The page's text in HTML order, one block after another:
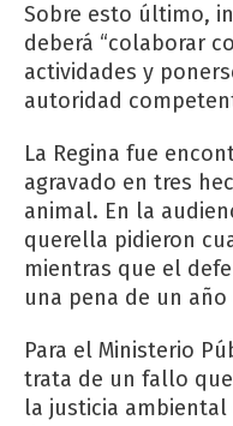
Sobre esto último,
deberá “colaborar
actividades y
autoridad
La Regina fue
agravado en tres
animal. En la
querella pidieron
mientras que el
una pena de un
Para el Ministerio
trata de un fallo
la justicia ambiental